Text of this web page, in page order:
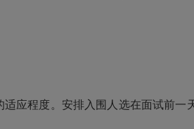
应程度。安排入围人选在面试前一